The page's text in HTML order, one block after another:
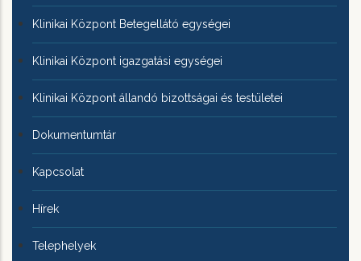
Klinikai Központ Betegellátó egységei
Klinikai Központ igazgatási egységei
Klinikai Központ állandó bizottságai és testületei
Dokumentumtár
Kapcsolat
Hírek
Telephelyek